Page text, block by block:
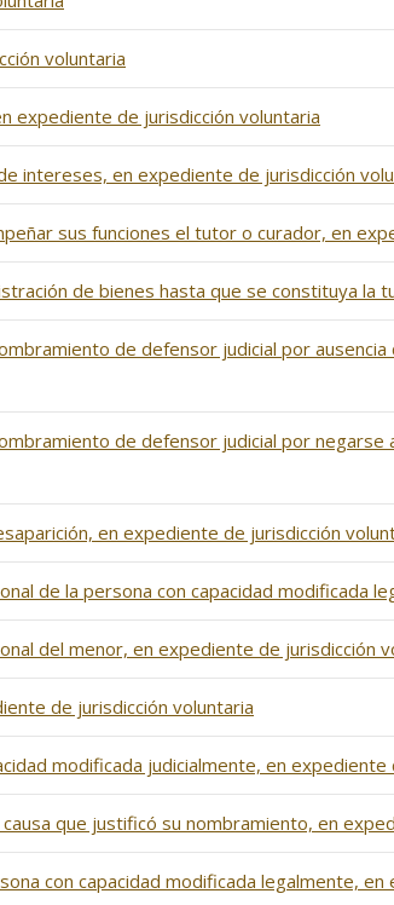
voluntaria
expediente de jurisdicción voluntaria
intereses, en expediente de jurisdicción
sus funciones el tutor o curador, en
de bienes hasta que se constituya la
de defensor judicial por
de defensor judicial por
en expediente de jurisdicción
de la persona con capacidad modificada
del menor, en expediente de jurisdicción
de jurisdicción voluntaria
modificada judicialmente, en expediente
que justificó su nombramiento, en
con capacidad modificada legalmente,